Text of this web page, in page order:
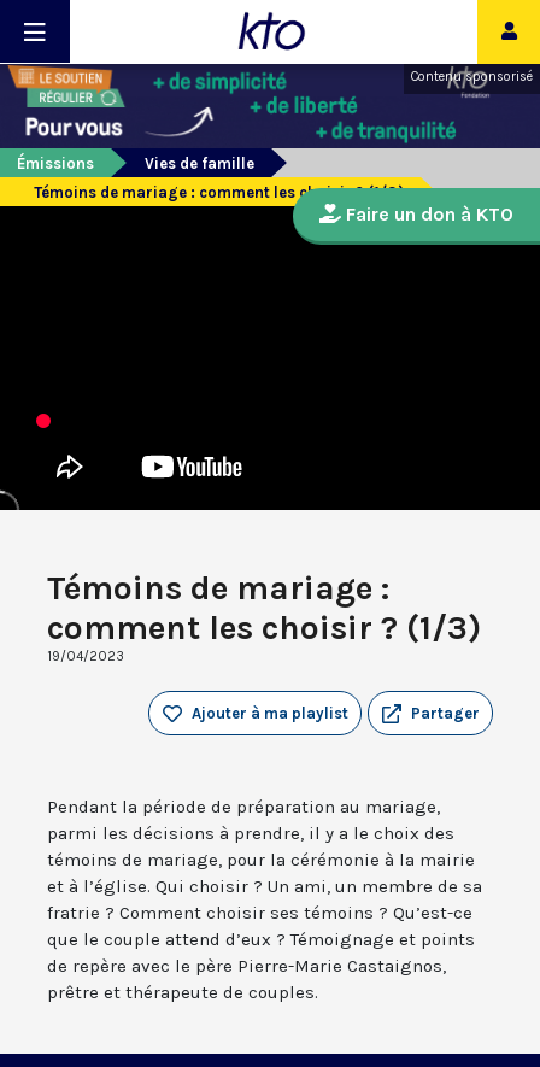
Contenu sponsorisé
Émissions
Vies de famille
Témoins de mariage : comment les choisir ? (1/3)
Témoins de mariage :
comment les choisir ? (1/3)
19/04/2023
Partager
Ajouter à ma playlist
Pendant la période de préparation au mariage,
parmi les décisions à prendre, il y a le choix des
témoins de mariage, pour la cérémonie à la mairie
et à l’église. Qui choisir ? Un ami, un membre de sa
fratrie ? Comment choisir ses témoins ? Qu’est-ce
que le couple attend d’eux ? Témoignage et points
de repère avec le père Pierre-Marie Castaignos,
prêtre et thérapeute de couples.
Faire un don à KTO